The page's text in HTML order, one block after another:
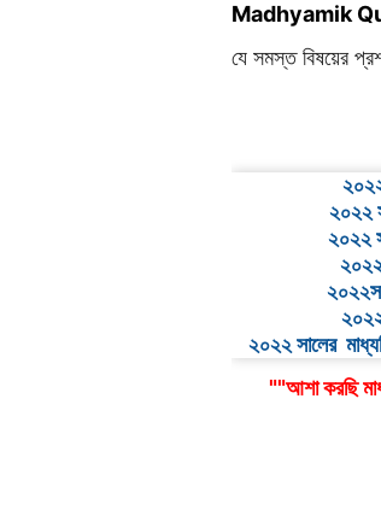
Madhyamik
যে সমস্ত বিষয়ের
২০২২
২০২২
২০২২ সালের
""আশা করছি